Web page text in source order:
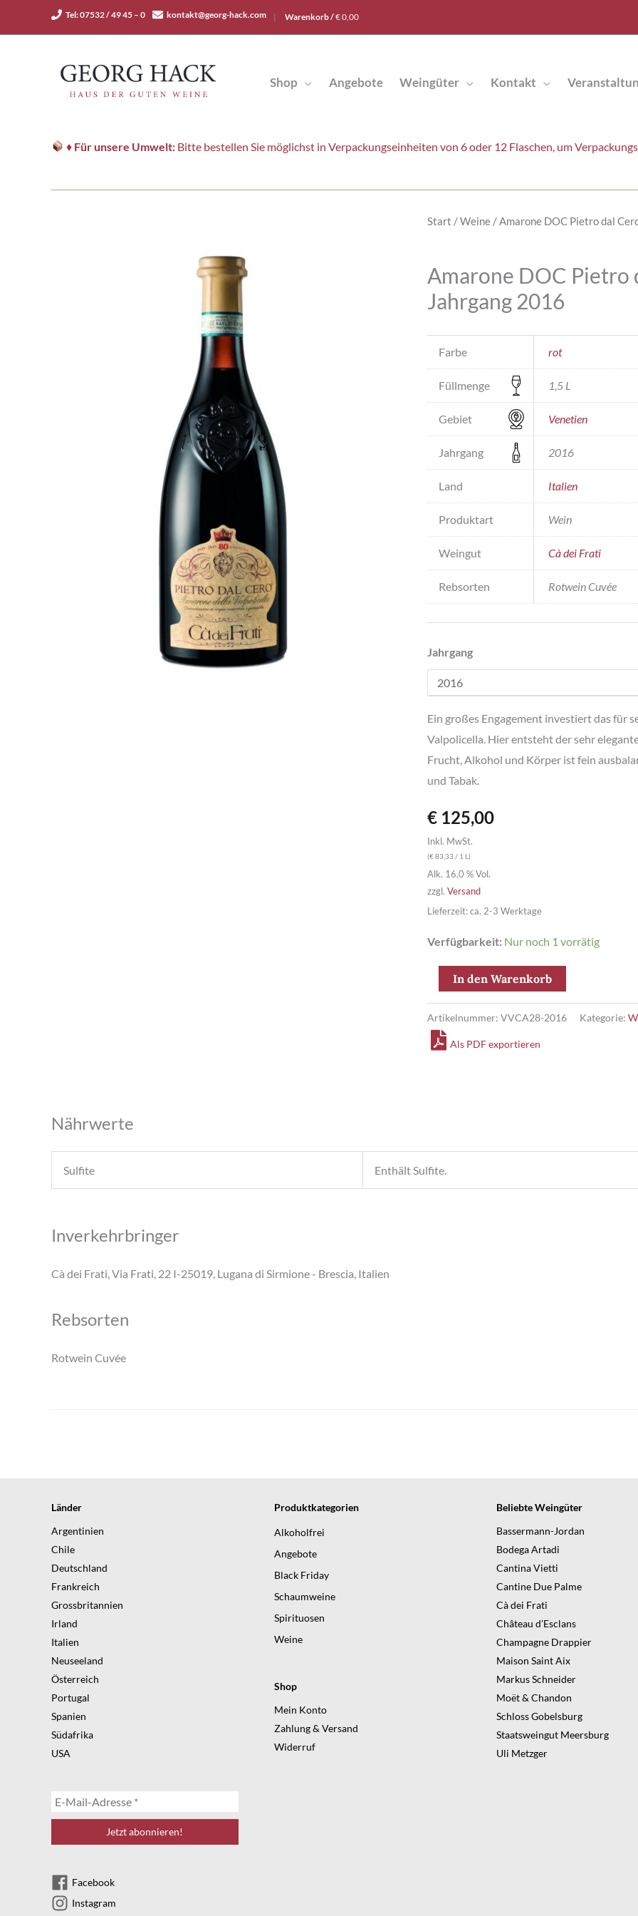
Tel: 07532 / 49 45 – 0 kontakt@georg-hack.com | Warenkorb /€0,00
Shop Angebote Weingüter Kontakt
♦ Für unsere Umwelt: Bitte bestellen Sie möglichst in Verpackungseinheiten von 6 oder 12 Flaschen, um
Start /Weine / Amarone DOC Pietro dal
Amarone DOC Pietro
Jahrgang 2016
Farbe rot
Füllmenge 1,5 L
Gebiet Venetien
Jahrgang 2016
Land Italien
Produktart Wein
Weingut Cà dei Frati
Rebsorten Rotwein Cuvée
Jahrgang
Ein großes Engagement investiert das für
Valpolicella. Hier entsteht der sehr
Frucht, Alkohol und Körper ist fein
und Tabak.
€ 125,00
Inkl. MwSt.
(€83,33/ 1 L)
Alk. 16,0 % Vol.
zzgl. Versand
Lieferzeit: ca. 2-3 Werktage
Verfügbarkeit: Nur noch 1 vorrätig
Amarone
DOC
Pietro
dal
In den Warenkorb
Artikelnummer: VVCA28-2016 Kategorie:
Als PDF exportieren
Nährwerte
Sulfite Enthält Sulfite.
Inverkehrbringer
Cà dei Frati, Via Frati, 22 I-25019, Lugana di Sirmione - Brescia, Italien
Rebsorten
Rotwein Cuvée
Länder
Argentinien
Chile
Deutschland
Frankreich
Grossbritannien
Irland
Italien
Neuseeland
Österreich
Portugal
Spanien
Südafrika
USA
Facebook
Instagram
Produktkategorien
Alkoholfrei
Angebote
Black Friday
Schaumweine
Spirituosen
Weine
Shop
Mein Konto
Zahlung & Versand
Widerruf
Beliebte Weingüter
Bassermann-Jordan
Bodega Artadi
Cantina Vietti
Cantine Due Palme
Cà dei Frati
Château d’Esclans
Champagne Drappier
Maison Saint Aix
Markus Schneider
Moët & Chandon
Schloss Gobelsburg
Staatsweingut Meersburg
Uli Metzger